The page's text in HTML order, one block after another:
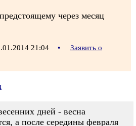
через месяц
21:04 •
Заявить о
дней - весна
а после середины февраля